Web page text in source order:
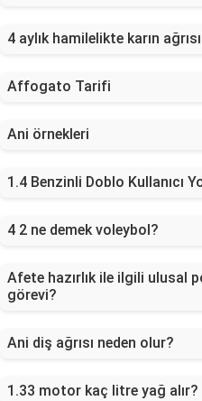
4 aylık hamilelikte karın
Affogato Tarifi
Ani örnekleri
1.4 Benzinli Doblo Kullanıcı
4 2 ne demek voleybol?
Afete hazırlık ile ilgili ulusal
görevi?
Ani diş ağrısı neden olur?
1.33 motor kaç litre yağ alır?